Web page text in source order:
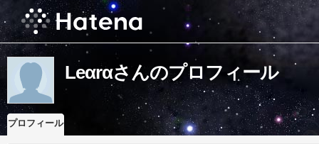
Leαrαさんのプロフィール
プロフィール